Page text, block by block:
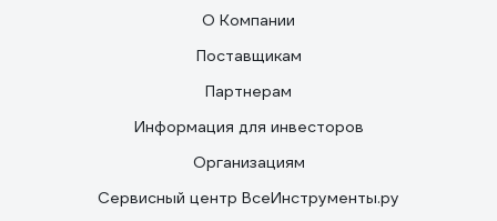
О Компании
Поставщикам
Партнерам
Информация для инвесторов
Организациям
Сервисный центр ВсеИнструменты.ру